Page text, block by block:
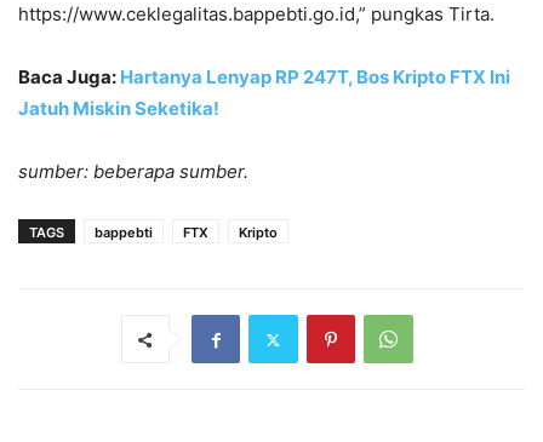
https://www.ceklegalitas.bappebti.go.id,” pungkas Tirta.
Baca Juga: Hartanya Lenyap RP 247T, Bos Kripto FTX Ini
Jatuh Miskin Seketika!
sumber: beberapa sumber.
TAGS bappebti FTX Kripto